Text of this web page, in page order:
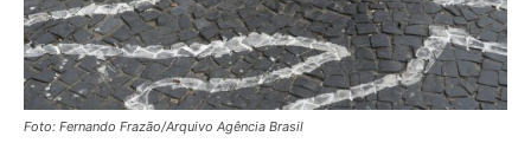
Foto: Fernando Frazão/Arquivo Agência Brasil